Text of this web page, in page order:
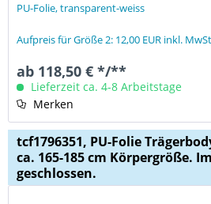
PU-Folie, transparent-weiss
Aufpreis für Größe 2: 12,00 EUR inkl.
ab 118,50 € */**
Lieferzeit ca. 4-8 Arbeitstage
Merken
tcf1796351, PU-Folie
ca. 165-185 cm Körpergröße.
geschlossen.